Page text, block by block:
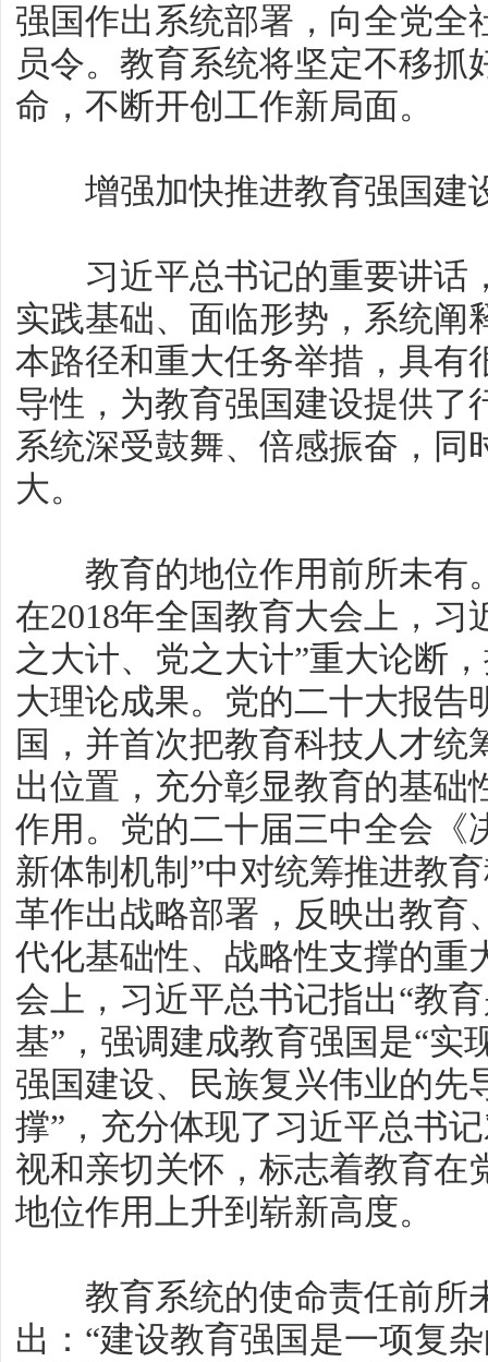
强国作出系统部署，向全党全
员令。教育系统将坚定不移
命，不断开创工作新局面。
增强加快推进教育强国建
习近平总书记的重要讲话
实践基础、面临形势，系统阐
本路径和重大任务举措，具有
导性，为教育强国建设提供了
系统深受鼓舞、倍感振奋，同
大。
教育的地位作用前所未有
在2018年全国教育大会上，习
之大计、党之大计”重大论断
大理论成果。党的二十大报告
国，并首次把教育科技人才统
出位置，充分彰显教育的基础
作用。党的二十届三中全会《
新体制机制”中对统筹推进教
革作出战略部署，反映出教育
代化基础性、战略性支撑的重
会上，习近平总书记指出“教
基”，强调建成教育强国是“实
强国建设、民族复兴伟业的先
撑”，充分体现了习近平总书
视和亲切关怀，标志着教育在
地位作用上升到崭新高度。
教育系统的使命责任前所
出：“建设教育强国是一项复